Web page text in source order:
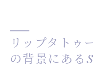
リップタトゥ
の背景にある